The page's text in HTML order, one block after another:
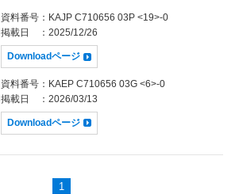
資料番号 ：KAJP C710656 03P <19>-0
掲載日
：2025/12/26
Downloadページ
資料番号 ：KAEP C710656 03G <6>-0
掲載日
：2026/03/13
Downloadページ
1